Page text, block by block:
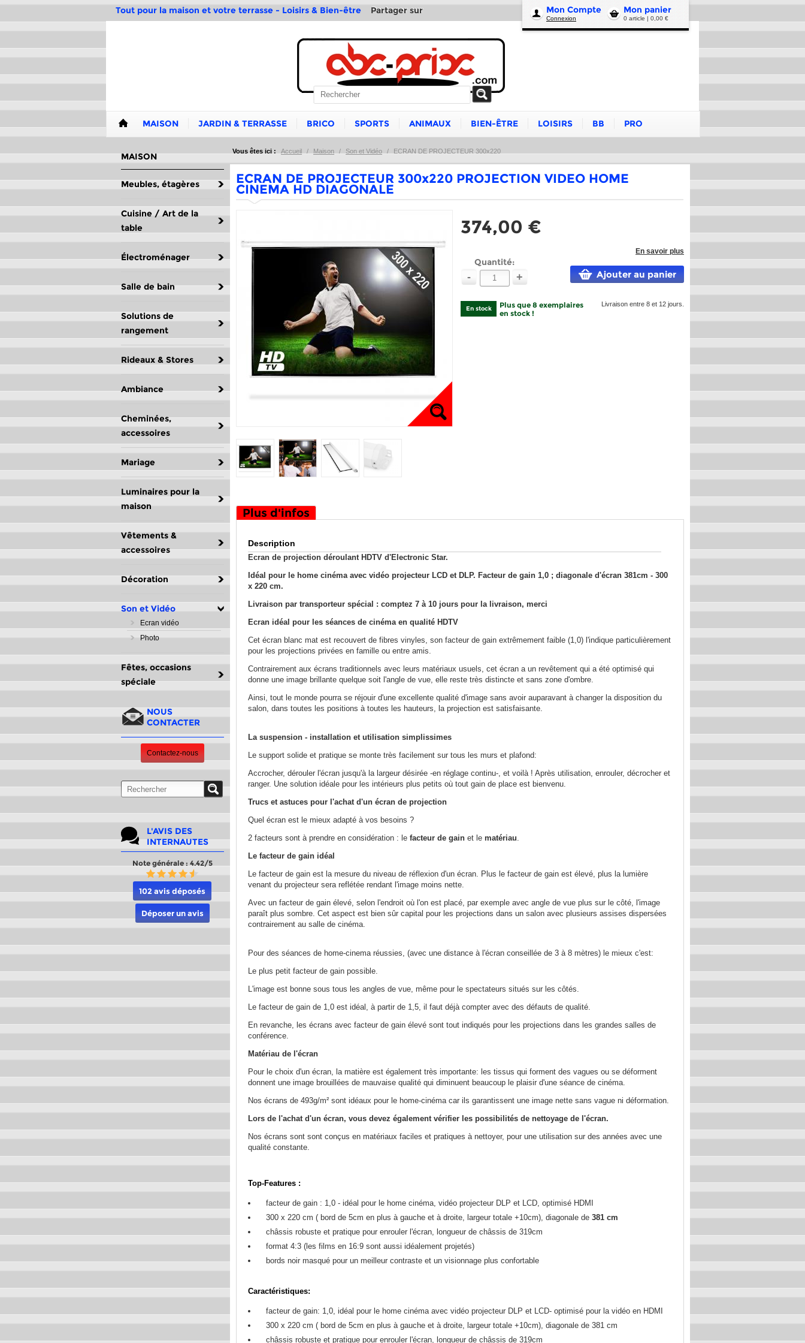
Mon panier
0 article | 0,00 €
Mon Compte
Connexion
Tout pour la maison et votre terrasse - Loisirs & Bien-être Partager sur
MAISON JARDIN & TERRASSE BRICO SPORTS ANIMAUX BIEN-ÊTRE LOISIRS BB PRO
MAISON
Meubles, étagères
Cuisine / Art de la
table
Électroménager
Salle de bain
Solutions de
rangement
Rideaux & Stores
Ambiance
Cheminées,
accessoires
Mariage
Luminaires pour la
maison
Vêtements &
accessoires
Décoration
Son et Vidéo
Ecran vidéo
Photo
Fêtes, occasions
spéciale
NOUS
CONTACTER
Contactez-nous
L'AVIS DES
INTERNAUTES
Note générale : 4.42/5
102 avis déposés
Déposer un avis
Vous êtes ici : Accueil / Maison / Son et Vidéo / ECRAN DE PROJECTEUR 300x220
ECRAN DE PROJECTEUR 300x220 PROJECTION VIDEO HOME
CINEMA HD DIAGONALE
374,00 €
En savoir plus
Quantité:
- + Ajouter au panier
En stock
Plus que 8 exemplaires
en stock !
Livraison entre 8 et 12 jours.
Plus d'infos
Description
Ecran de projection déroulant HDTV d'Electronic Star.
Idéal pour le home cinéma avec vidéo projecteur LCD et DLP. Facteur de gain 1,0 ; diagonale d'écran 381cm - 300
x 220 cm.
Livraison par transporteur spécial : comptez 7 à 10 jours pour la livraison, merci
Ecran idéal pour les séances de cinéma en qualité HDTV
Cet écran blanc mat est recouvert de fibres vinyles, son facteur de gain extrêmement faible (1,0) l'indique particulièrement
pour les projections privées en famille ou entre amis.
Contrairement aux écrans traditionnels avec leurs matériaux usuels, cet écran a un revêtement qui a été optimisé qui
donne une image brillante quelque soit l'angle de vue, elle reste très distincte et sans zone d'ombre.
Ainsi, tout le monde pourra se réjouir d'une excellente qualité d'image sans avoir auparavant à changer la disposition du
salon, dans toutes les positions à toutes les hauteurs, la projection est satisfaisante.
La suspension - installation et utilisation simplissimes
Le support solide et pratique se monte très facilement sur tous les murs et plafond:
Accrocher, dérouler l'écran jusqu'à la largeur désirée -en réglage continu-, et voilà ! Après utilisation, enrouler, décrocher et
ranger. Une solution idéale pour les intérieurs plus petits où tout gain de place est bienvenu.
Trucs et astuces pour l'achat d'un écran de projection
Quel écran est le mieux adapté à vos besoins ?
2 facteurs sont à prendre en considération : le facteur de gain et le matériau.
Le facteur de gain idéal
Le facteur de gain est la mesure du niveau de réflexion d'un écran. Plus le facteur de gain est élevé, plus la lumière
venant du projecteur sera reflétée rendant l'image moins nette.
Avec un facteur de gain élevé, selon l'endroit où l'on est placé, par exemple avec angle de vue plus sur le côté, l'image
paraît plus sombre. Cet aspect est bien sûr capital pour les projections dans un salon avec plusieurs assises dispersées
contrairement au salle de cinéma.
Pour des séances de home-cinema réussies, (avec une distance à l'écran conseillée de 3 à 8 mètres) le mieux c'est:
Le plus petit facteur de gain possible.
L'image est bonne sous tous les angles de vue, même pour le spectateurs situés sur les côtés.
Le facteur de gain de 1,0 est idéal, à partir de 1,5, il faut déjà compter avec des défauts de qualité.
En revanche, les écrans avec facteur de gain élevé sont tout indiqués pour les projections dans les grandes salles de
conférence.
Matériau de l'écran
Pour le choix d'un écran, la matière est également très importante: les tissus qui forment des vagues ou se déforment
donnent une image brouillées de mauvaise qualité qui diminuent beaucoup le plaisir d'une séance de cinéma.
Nos écrans de 493g/m² sont idéaux pour le home-cinéma car ils garantissent une image nette sans vague ni déformation.
Lors de l'achat d'un écran, vous devez également vérifier les possibilités de nettoyage de l'écran.
Nos écrans sont sont conçus en matériaux faciles et pratiques à nettoyer, pour une utilisation sur des années avec une
qualité constante.
Top-Features :
facteur de gain : 1,0 - idéal pour le home cinéma, vidéo projecteur DLP et LCD, optimisé HDMI
300 x 220 cm ( bord de 5cm en plus à gauche et à droite, largeur totale +10cm), diagonale de 381 cm
châssis robuste et pratique pour enrouler l'écran, longueur de châssis de 319cm
format 4:3 (les films en 16:9 sont aussi idéalement projetés)
bords noir masqué pour un meilleur contraste et un visionnage plus confortable
Caractéristiques:
facteur de gain: 1,0, idéal pour le home cinéma avec vidéo projecteur DLP et LCD- optimisé pour la vidéo en HDMI
300 x 220 cm ( bord de 5cm en plus à gauche et à droite, largeur totale +10cm), diagonale de 381 cm
châssis robuste et pratique pour enrouler l'écran, longueur de châssis de 319cm